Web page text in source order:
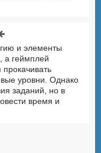
и элементы
а геймплей
уровни. Однако
заданий, но в
время и